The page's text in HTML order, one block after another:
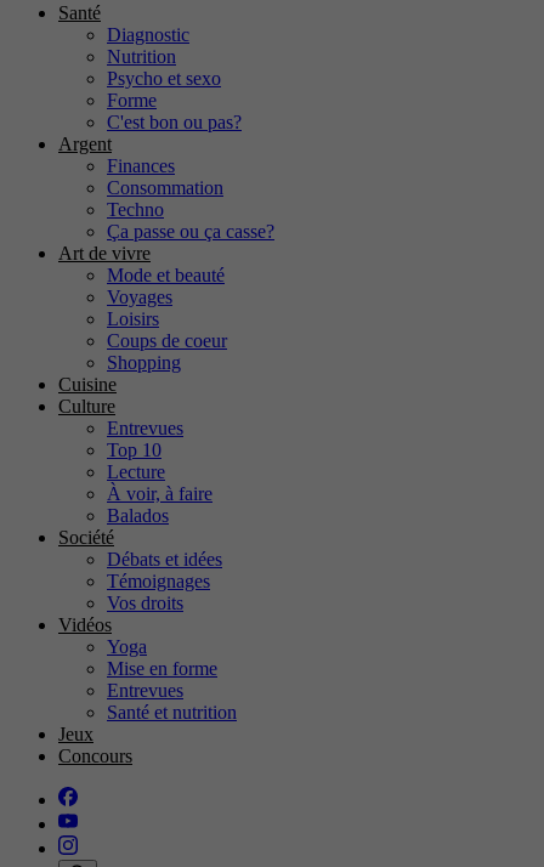
Santé
Diagnostic
Nutrition
Psycho et sexo
Forme
C'est bon ou pas?
Argent
Finances
Consommation
Techno
Ça passe ou ça casse?
Art de vivre
Mode et beauté
Voyages
Loisirs
Coups de coeur
Shopping
Cuisine
Culture
Entrevues
Top 10
Lecture
À voir, à faire
Balados
Société
Débats et idées
Témoignages
Vos droits
Vidéos
Yoga
Mise en forme
Entrevues
Santé et nutrition
Jeux
Concours